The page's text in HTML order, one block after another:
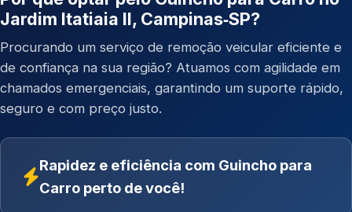
Jardim Itatiaia II, Campinas‑SP?
Procurando um serviço de remoção veicular eficiente e
de confiança na sua região? Atuamos com agilidade em
chamados emergenciais, garantindo um suporte rápido,
seguro e com preço justo.
Rapidez e eficiência com Guincho para
Carro perto de você!